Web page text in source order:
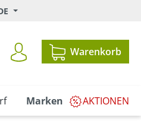
Warenkorb
Marken AKTIONEN